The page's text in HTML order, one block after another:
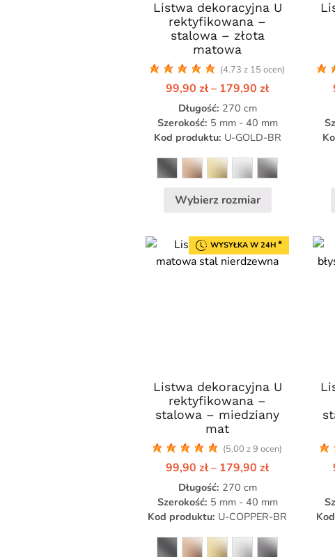
Listwa dekoracyjna U
rektyfikowana –
stalowa – złota
matowa
(4.73 z 15 ocen)
99,90 zł– 179,90 złZakres
99,90 zł
do
179,90 zł
Długość: 270 cm
Szerokość: 5 mm - 40 mm
Kod produktu: U-GOLD-BR
Wybierz rozmiar
Ten
produkt
ma
wiele
wariantów.
Opcje
można
wybrać
na
stronie
produktu
WYSYŁKA W 24H *
Listwa dekoracyjna U
rektyfikowana –
stalowa – miedziany
mat
(5.00 z 9 ocen)
99,90 zł– 179,90 złZakres
99,90 zł
do
179,90 zł
Długość: 270 cm
Szerokość: 5 mm - 40 mm
Kod produktu: U-COPPER-BR
Ten
produkt
ma
wiele
wariantów.
Opcje
można
wybrać
na
stronie